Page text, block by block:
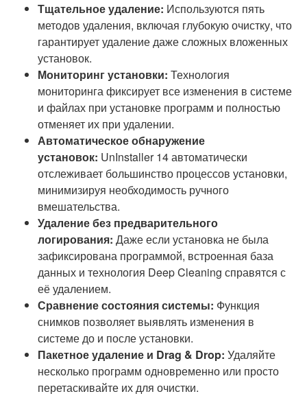
Тщательное удаление: Используются пять
методов удаления, включая глубокую очистку, что
гарантирует удаление даже сложных вложенных
установок.
Мониторинг установки: Технология
мониторинга фиксирует все изменения в системе
и файлах при установке программ и полностью
отменяет их при удалении.
Автоматическое обнаружение
установок: UnInstaller 14 автоматически
отслеживает большинство процессов установки,
минимизируя необходимость ручного
вмешательства.
Удаление без предварительного
логирования: Даже если установка не была
зафиксирована программой, встроенная база
данных и технология Deep Cleaning справятся с
её удалением.
Сравнение состояния системы: Функция
снимков позволяет выявлять изменения в
системе до и после установки.
Пакетное удаление и Drag & Drop: Удаляйте
несколько программ одновременно или просто
перетаскивайте их для очистки.